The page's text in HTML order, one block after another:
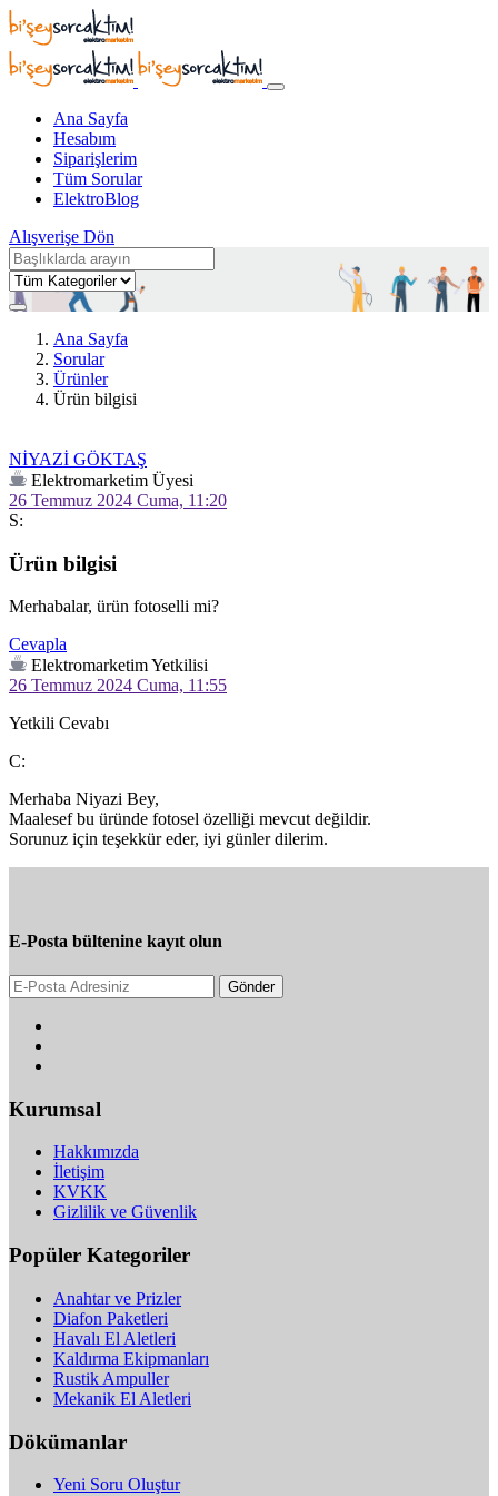
Ana Sayfa
Hesabım
Siparişlerim
Tüm Sorular
ElektroBlog
Alışverişe Dön
Ana Sayfa
Sorular
Ürünler
Ürün bilgisi
NİYAZİ GÖKTAŞ
Elektromarketim Üyesi
26 Temmuz 2024 Cuma, 11:20
S:
Ürün bilgisi
Merhabalar, ürün fotoselli mi?
Cevapla
Elektromarketim Yetkilisi
26 Temmuz 2024 Cuma, 11:55
Yetkili Cevabı
C:
Merhaba Niyazi Bey,
Maalesef bu üründe fotosel özelliği mevcut değildir.
Sorunuz için teşekkür eder, iyi günler dilerim.
E-Posta bültenine kayıt olun
Gönder
Kurumsal
Hakkımızda
İletişim
KVKK
Gizlilik ve Güvenlik
Popüler Kategoriler
Anahtar ve Prizler
Diafon Paketleri
Havalı El Aletleri
Kaldırma Ekipmanları
Rustik Ampuller
Mekanik El Aletleri
Dökümanlar
Yeni Soru Oluştur